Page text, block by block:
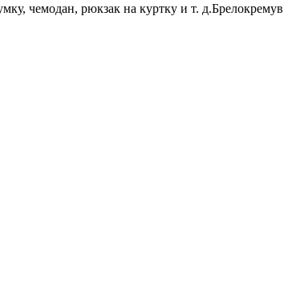
чемодан, рюкзак на куртку и т. д.Брелокремув